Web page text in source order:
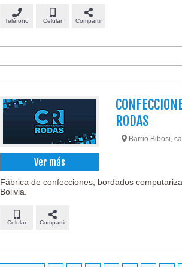
Teléfono Celular Compartir
Ver más
RODAS
Barrio Bibosi,
Fábrica de confecciones, bordados
Bolivia.
Celular Compartir